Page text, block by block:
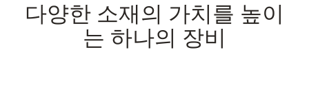
다양한 소재의 가치를 높이
는 하나의 장비